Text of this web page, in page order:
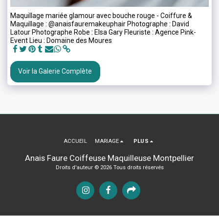
Maquillage mariée glamour avec bouche rouge - Coiffure &
Maquillage : @anaisfauremakeuphair Photographe : David
Latour Photographe Robe : Elsa Gary Fleuriste : Agence Pink-
Event Lieu : Domaine des Moures
Voir la Galerie Complète
Anais Faure Coiffeuse Maquilleuse Montpellier
Droits d'auteur © 2026 Tous droits réservés
ACCUEIL MARIAGE PLUS